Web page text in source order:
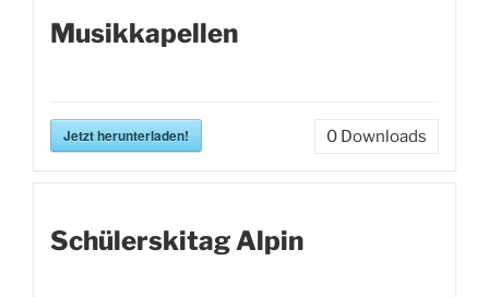
Musikkapellen
Jetzt herunterladen! 0 Downloads
Schülerskitag Alpin